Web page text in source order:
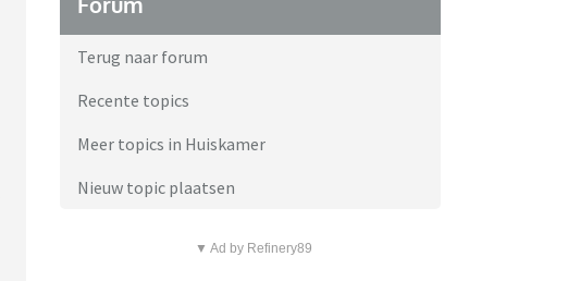
Terug naar forum
Recente topics
Meer topics in Huiskamer
Nieuw topic plaatsen
▼ Ad by Refinery89